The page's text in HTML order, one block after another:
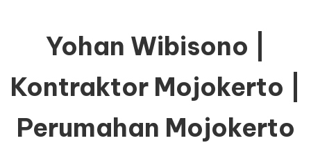
Yohan Wibisono |
Kontraktor Mojokerto |
Perumahan Mojokerto